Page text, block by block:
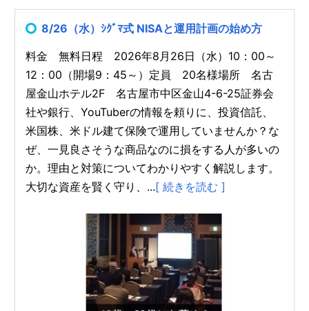
8/26（水）ｼｸﾞﾏ式 NISAと運用計画の始め方
料金 無料日程 2026年8月26日（水）10：00～
12：00（開場9：45～）定員 20名様場所 名古
屋金山ホテル2F 名古屋市中区金山4-6-25証券会
社や銀行、YouTuberの情報を頼りに、投資信託、
米国株、米ドル建て保険で運用していませんか？な
ぜ、一見良さそうな商品なのに損をする人が多いの
か。理由と対策についてわかりやすく解説します。
大切な資産を賢く守り、...[ 続きを読む ]